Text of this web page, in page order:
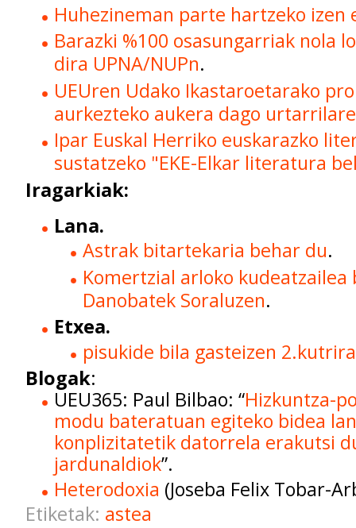
Huhezineman parte hartzeko izen
Barazki %100 osasungarriak nola
dira UPNA/NUPn.
UEUren Udako Ikastaroetarako
aurkezteko aukera dago
Ipar Euskal Herriko euskarazko
sustatzeko "EKE-Elkar literatura
Iragarkiak:
Lana.
Astrak bitartekaria behar du.
Komertzial arloko kudeatzailea
Danobatek Soraluzen.
Etxea.
pisukide bila gasteizen
Blogak:
UEU365: Paul Bilbao: “Hizkuntza-
modu bateratuan egiteko bidea
konplizitatetik datorrela erakutsi
jardunaldiok”.
Heterodoxia (Joseba Felix Tobar-
Etiketak: astea